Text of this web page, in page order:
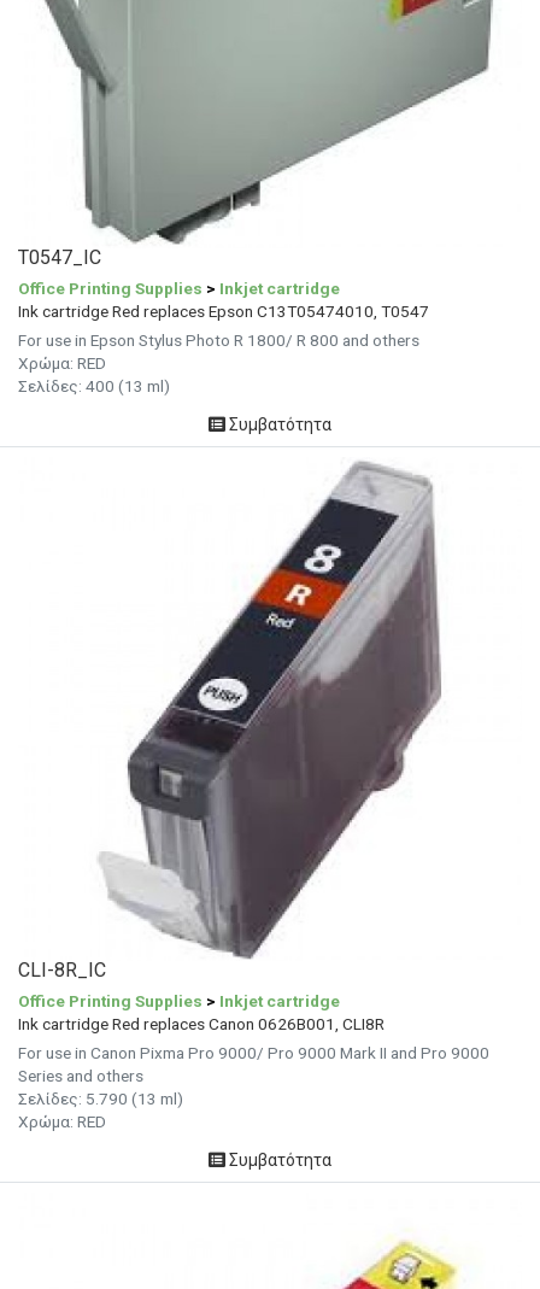
T0547_IC
Office Printing Supplies > Inkjet cartridge
Ink cartridge Red replaces Epson C13T05474010, T0547
For use in Epson Stylus Photo R 1800/ R 800 and others
Χρώμα: RED
Σελίδες: 400 (13 ml)
Συμβατότητα
CLI-8R_IC
Office Printing Supplies > Inkjet cartridge
Ink cartridge Red replaces Canon 0626B001, CLI8R
For use in Canon Pixma Pro 9000/ Pro 9000 Mark II and Pro 9000
Series and others
Σελίδες: 5.790 (13 ml)
Χρώμα: RED
Συμβατότητα